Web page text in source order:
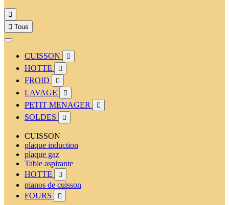

 Tous
CUISSON 
HOTTE 
FROID 
LAVAGE 
PETIT MENAGER 
SOLDES 
CUISSON
plaque induction
plaque gaz
Table aspirante
HOTTE

pianos de cuisson
FOURS
